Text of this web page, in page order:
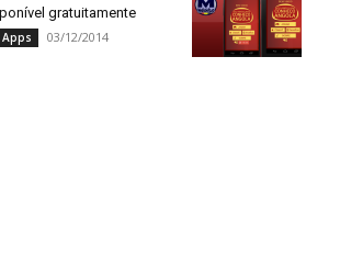
gratuitamente
03/12/2014